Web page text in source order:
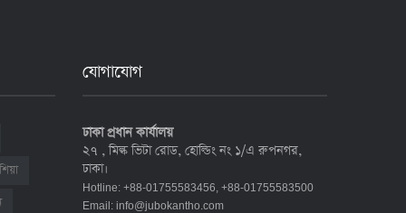
২৪ ঘণ্টায় করোনায় আরও ৪ জনের মৃত্যু,
দেশে করোনায় মৃত্যু ও শনাক্ত কমেছে
৬ জুলাই ২০২২, ১৯:০২
যোগাযোগ
ঢাকা প্রধান কার্যালয়
২৭ , মিল্ক ভিটা রোড, হোল্ডিং নং ১/এ রুপনগর,
ঢাকা।
Hotline: +88-01755583456, +88-01755583500
Email: info@jubokantho.com